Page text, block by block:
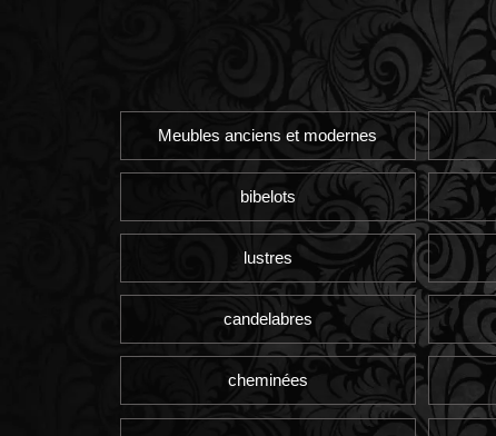
Meubles anciens et modernes
bibelots
lustres
candelabres
cheminées